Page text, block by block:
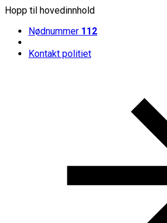
Hopp til hovedinnhold
Nødnummer 112
Kontakt politiet